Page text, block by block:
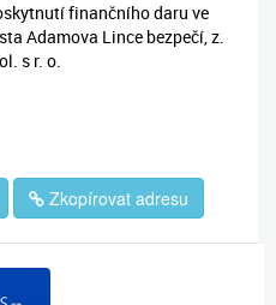
finančního daru ve
Adamova Lince bezpečí, z.
s r. o.
Zkopírovat adresu